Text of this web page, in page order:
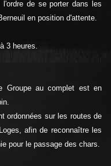
de se porter dans les
en position d'attente.
3 heures.
au complet est en
ordonnées sur les routes de
afin de reconnaître les
pour le passage des chars.